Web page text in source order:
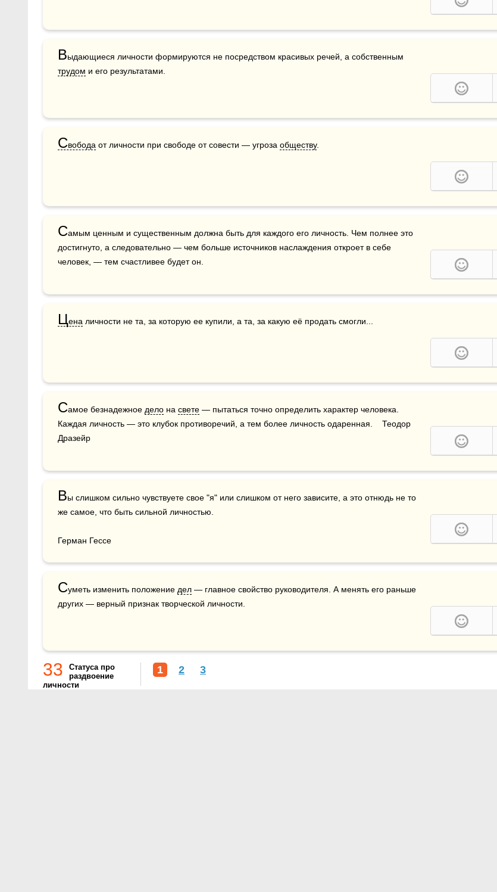
В
трудом и его результатами.
Свобода от личности при свободе от совести — угроза обществу.
Самым ценным и существенным должна быть для каждого его личность. Чем полнее это
достигнуто, а следовательно — чем больше источников наслаждения откроет в себе
человек, — тем счастливее будет он.
Цена личности не та, за которую ее купили, а та, за какую её продать смогли...
Самое безнадежное дело на свете — пытаться точно определить характер человека.
Каждая личность — это клубок противоречий, а тем более личность одаренная.    Теодор
Дразейр
Вы слишком сильно чувствуете свое "я" или слишком от него зависите, а это отнюдь не то
же самое, что быть сильной личностью.
Герман Гессе
Суметь изменить положение дел — главное свойство руководителя. А менять его раньше
других — верный признак творческой личности.
33
Статуса про
раздвоение
личности
1 2 3